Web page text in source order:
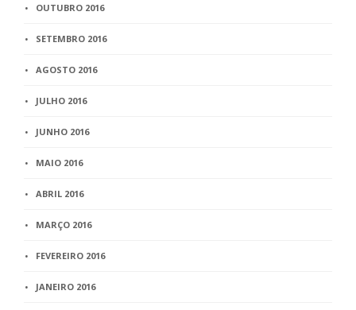
OUTUBRO 2016
SETEMBRO 2016
AGOSTO 2016
JULHO 2016
JUNHO 2016
MAIO 2016
ABRIL 2016
MARÇO 2016
FEVEREIRO 2016
JANEIRO 2016